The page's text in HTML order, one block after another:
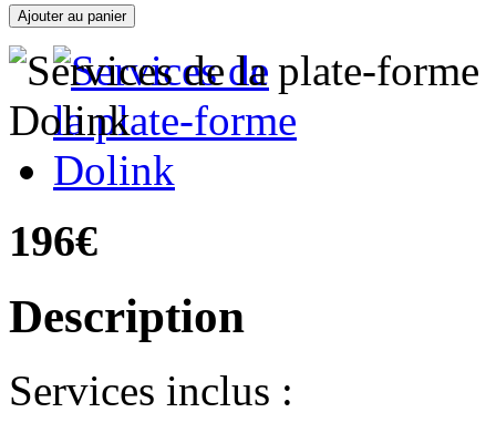
196€
Description
Services inclus :